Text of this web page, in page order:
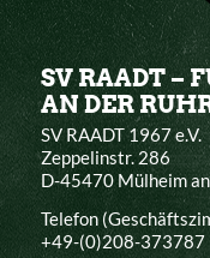
SV RAADT –
AN DER
SV RAADT 1967 e.V.
Zeppelinstr. 286
D-45470 Mülheim
Telefon
+49-(0)208-373787